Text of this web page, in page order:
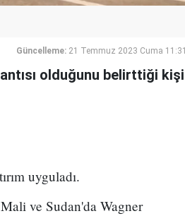
Güncelleme: 21 Temmuz 2023 Cuma 11:31
olduğunu belirttiği kişi
uyguladı.
ve Sudan'da Wagner